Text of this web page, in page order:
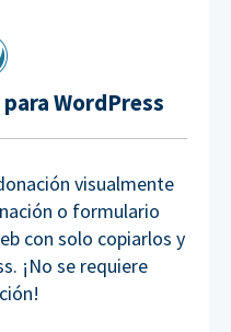
WordPress
visualmente
o formulario
con solo copiarlos y
¡No se requiere